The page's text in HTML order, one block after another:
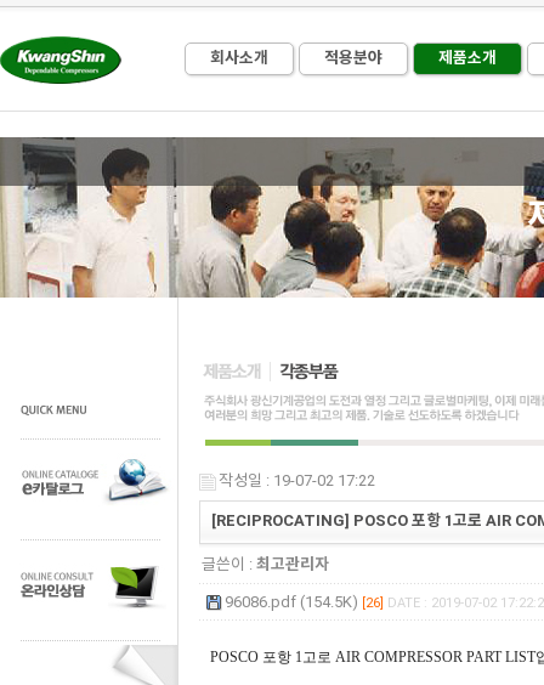
회사소개 적용분야 제품소개
작성일 : 19-07-02 17:22
[RECIPROCATING] POSCO 포항 1고로 AIR
글쓴이 :최고관리자
96086.pdf (154.5K) [26] DATE : 2019-07-02
POSCO 포항 1고로 AIR COMPRESSOR PART